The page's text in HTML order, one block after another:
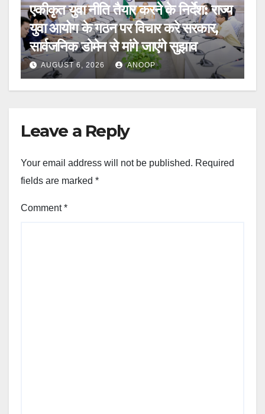
एकीकृत युवा नीति तैयार करने के निर्देश: राज्य
युवा आयोग के गठन पर विचार करे सरकार,
सार्वजनिक डोमेन से मांगे जाएंगे सुझाव
AUGUST 6, 2026 ANOOP
Leave a Reply
Your email address will not be published. Required
fields are marked *
Comment*